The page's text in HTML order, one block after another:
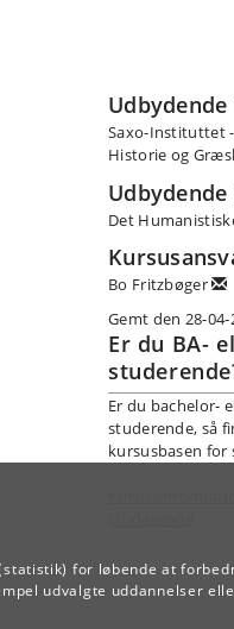
for løbende at
udvalgte uddannelser
Saxo-Instituttet
Historie og
Det
Bo Fritzbøger
Gemt den 28-04-
Er du BA-
Er du bachelor-
studerende, så
kursusbasen for